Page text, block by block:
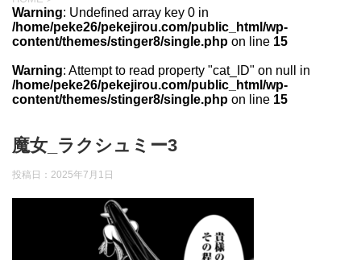
Warning: Undefined array key 0 in
/home/peke26/pekejirou.com/public_html/wp-
content/themes/stinger8/single.php on line 15
Warning: Attempt to read property "cat_ID" on null in
/home/peke26/pekejirou.com/public_html/wp-
content/themes/stinger8/single.php on line 15
魔女_ラクシュミー3
投稿日： 2025年7月1日